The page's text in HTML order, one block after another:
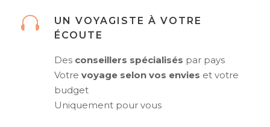
UN VOYAGISTE À VOTRE
ÉCOUTE
Des conseillers spécialisés par pays
Votre voyage selon vos envies et votre
budget
Uniquement pour vous